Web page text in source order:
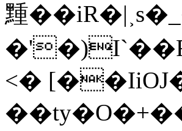
䵯
<�